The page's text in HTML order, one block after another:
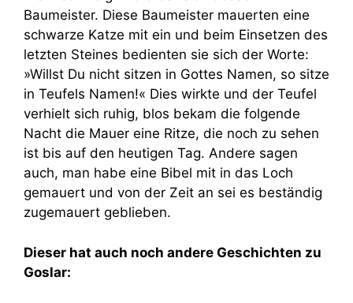
Baumeister. Diese Baumeister mauerten eine
schwarze Katze mit ein und beim Einsetzen des
letzten Steines bedienten sie sich der Worte:
»Willst Du nicht sitzen in Gottes Namen, so sitze
in Teufels Namen!« Dies wirkte und der Teufel
verhielt sich ruhig, blos bekam die folgende
Nacht die Mauer eine Ritze, die noch zu sehen
ist bis auf den heutigen Tag. Andere sagen
auch, man habe eine Bibel mit in das Loch
gemauert und von der Zeit an sei es beständig
zugemauert geblieben.
Dieser hat auch noch andere Geschichten zu
Goslar: